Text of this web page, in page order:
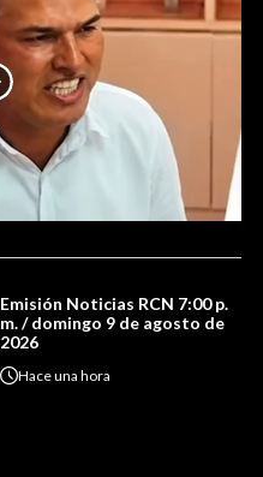
Emisión Noticias RCN 7:00 p.
m. / domingo 9 de agosto de
2026
Haceuna hora